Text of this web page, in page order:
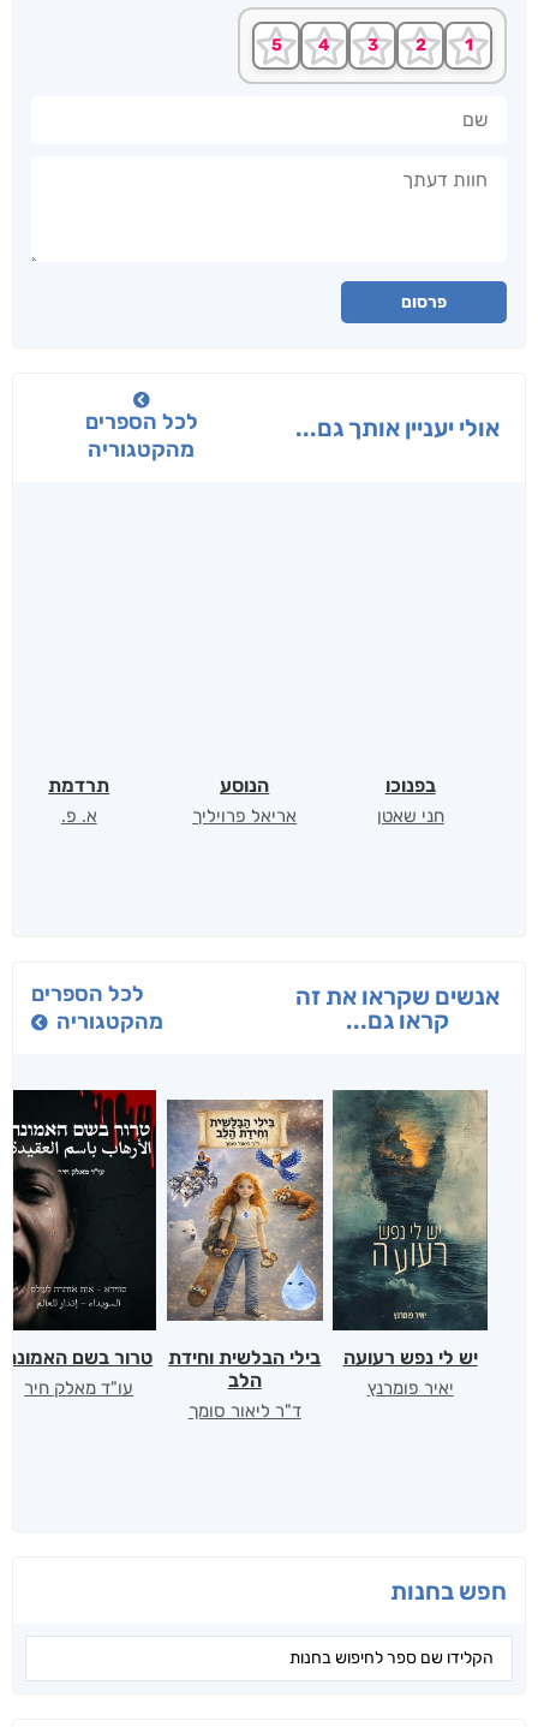
חפש בחנות
פרסום
אולי יעניין אותך גם...
לכל הספרים
מהקטגוריה
בפנוכו
חני שאטן
הנוסע
אריאל פרויליך
תרדמת
א. פ.
אנשים שקראו את זה
קראו גם...
לכל הספרים
מהקטגוריה
יש לי נפש רעועה
יאיר פומרנץ
בילי הבלשית וחידת
הלב
ד"ר ליאור סומך
טרור בשם האמונה
עו"ד מאלק חיר